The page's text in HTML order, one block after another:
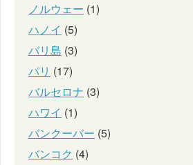
ノルウェー (1)
ハノイ (5)
バリ島 (3)
パリ (17)
バルセロナ (3)
ハワイ (1)
バンクーバー (5)
バンコク (4)